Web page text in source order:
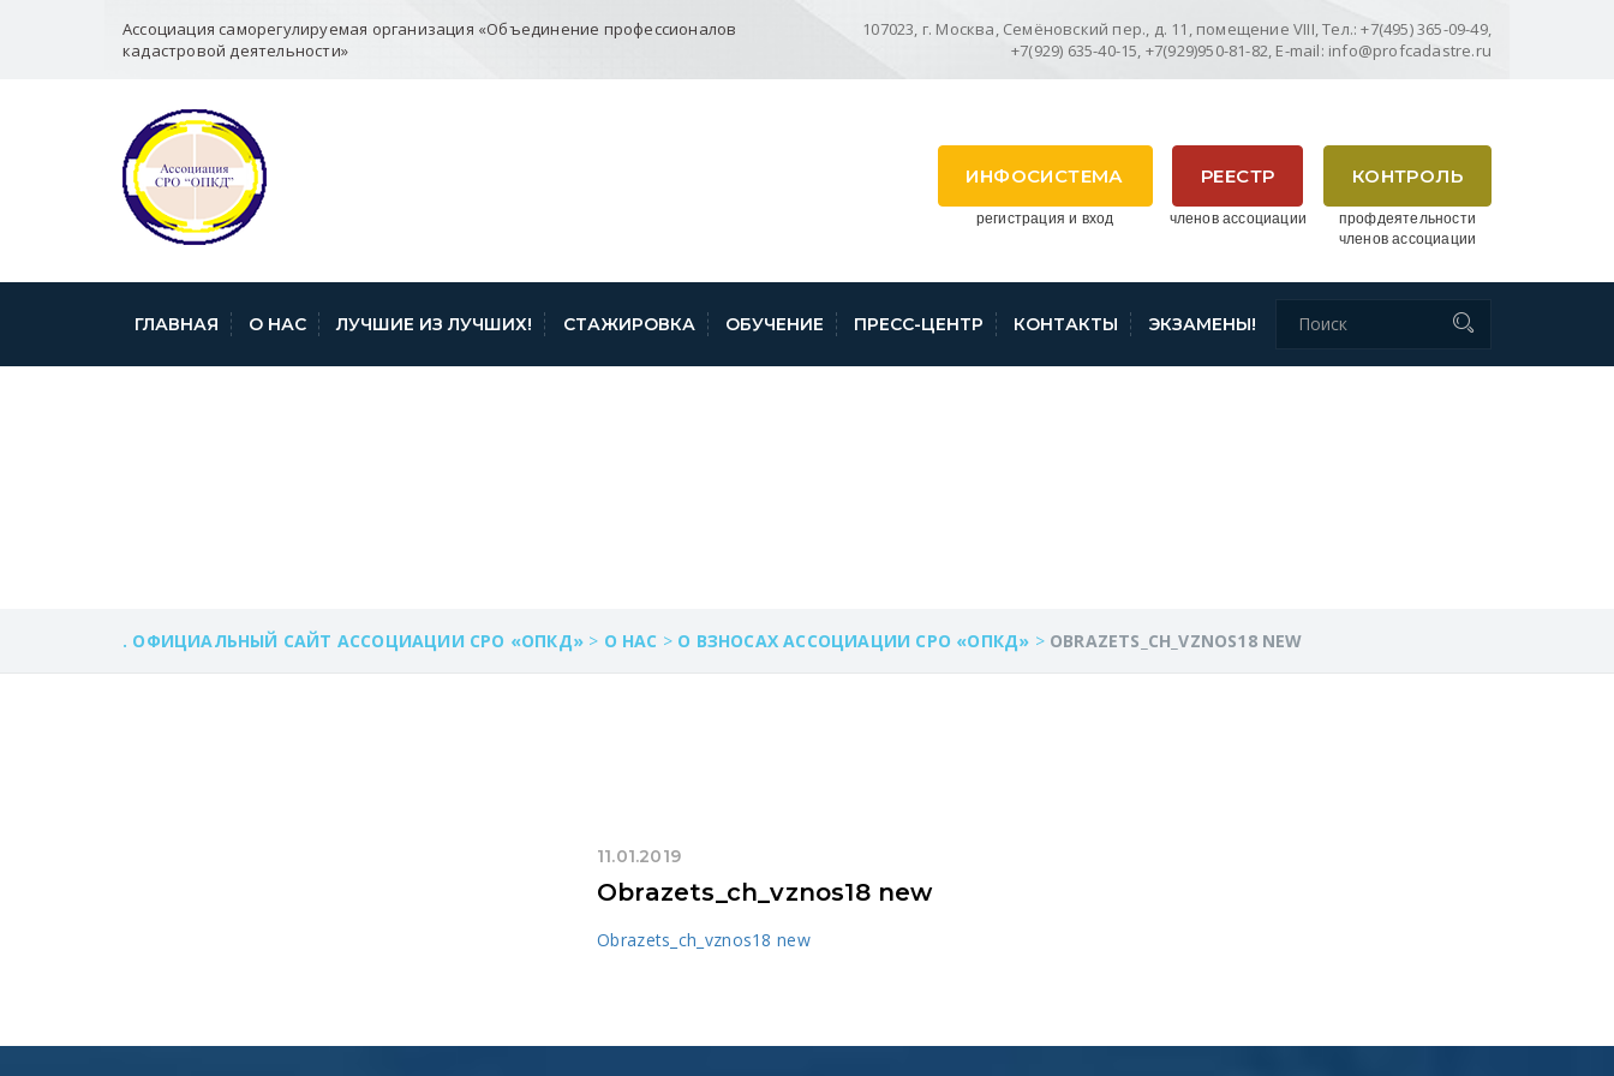
Ассоциация саморегулируемая организация «Объединение профессионалов
кадастровой деятельности»
107023, г. Москва, Семёновский пер., д. 11, помещение VIII, Тел.: +7(495) 365-09-49,
+7(929) 635-40-15, +7(929)950-81-82, E-mail: info@profcadastre.ru
КОНТРОЛЬ
профдеятельности
членов ассоциации
РЕЕСТР
членов ассоциации
ИНФОСИСТЕМА
регистрация и вход
ГЛАВНАЯ О НАС ЛУЧШИЕ ИЗ ЛУЧШИХ! СТАЖИРОВКА ОБУЧЕНИЕ ПРЕСС-ЦЕНТР КОНТАКТЫ ЭКЗАМЕНЫ!
. ОФИЦИАЛЬНЫЙ САЙТ АССОЦИАЦИИ СРО «ОПКД» > О НАС > О ВЗНОСАХ АССОЦИАЦИИ СРО «ОПКД» > OBRAZETS_CH_VZNOS18 NEW
11.01.2019
Obrazets_ch_vznos18 new
Obrazets_ch_vznos18 new